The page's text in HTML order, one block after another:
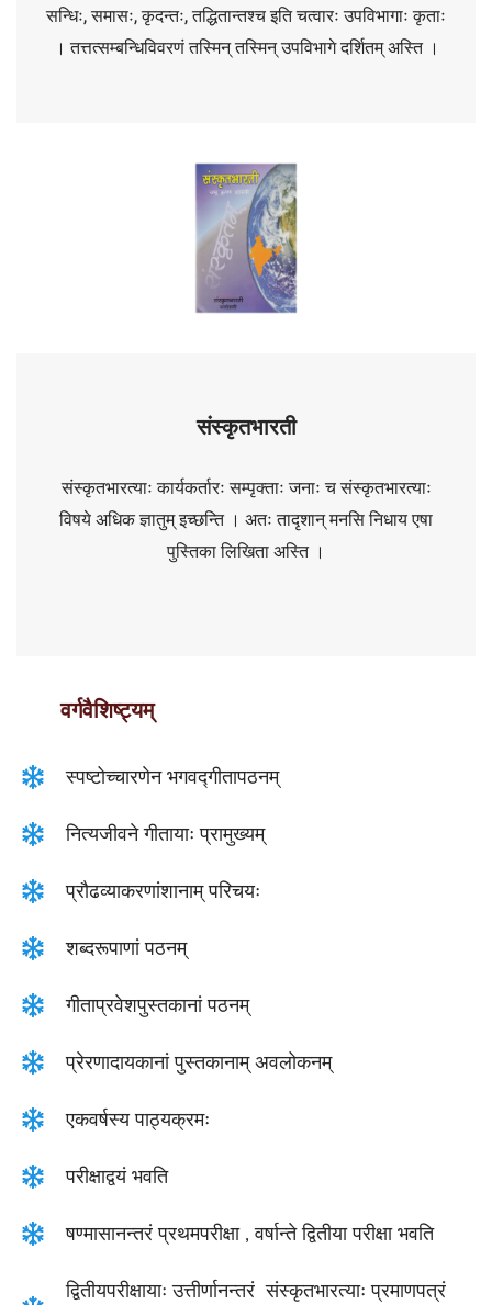
सन्धिः, समासः, कृदन्तः, तद्धितान्तश्च इति चत्वारः उपविभागाः कृताः
। तत्तत्सम्बन्धिविवरणं तस्मिन् तस्मिन् उपविभागे दर्शितम् अस्ति ।
संस्कृतभारती
संस्कृतभारत्याः कार्यकर्तारः सम्पृक्ताः जनाः च संस्कृतभारत्याः
विषये अधिक ज्ञातुम् इच्छन्ति । अतः तादृशान् मनसि निधाय एषा
पुस्तिका लिखिता अस्ति ।
वर्गवैशिष्ट्यम्
स्पष्टोच्चारणेन भगवद्गीतापठनम्
नित्यजीवने गीतायाः प्रामुख्यम्
प्रौढव्याकरणांशानाम् परिचयः
शब्दरूपाणां पठनम्
गीताप्रवेशपुस्तकानां पठनम्
प्रेरणादायकानां पुस्तकानाम् अवलोकनम्
एकवर्षस्य पाठ्यक्रमः
परीक्षाद्वयं भवति
षण्मासानन्तरं प्रथमपरीक्षा , वर्षान्ते द्वितीया परीक्षा भवति
द्वितीयपरीक्षायाः उत्तीर्णानन्तरं संस्कृतभारत्याः प्रमाणपत्रं